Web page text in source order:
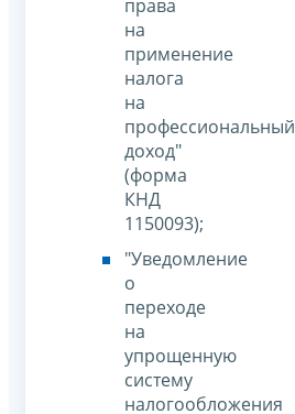
права
на
применение
налога
на
профессиональный
доход"
(форма
КНД
1150093);
"Уведомление
о
переходе
на
упрощенную
систему
налогообложения